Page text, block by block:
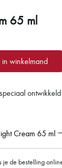
65 ml
in winkelmand
Cream 65 ml
de bestelling